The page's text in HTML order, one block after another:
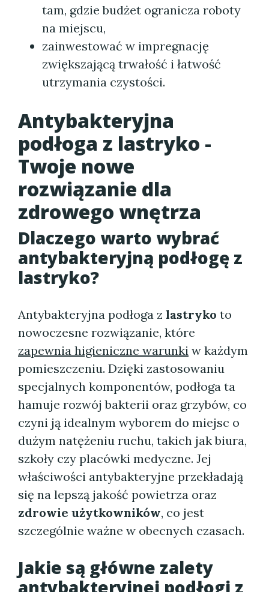
tam, gdzie budżet ogranicza roboty
na miejscu,
zainwestować w impregnację
zwiększającą trwałość i łatwość
utrzymania czystości.
Antybakteryjna
podłoga z lastryko -
Twoje nowe
rozwiązanie dla
zdrowego wnętrza
Dlaczego warto wybrać
antybakteryjną podłogę z
lastryko?
Antybakteryjna podłoga z lastryko to
nowoczesne rozwiązanie, które
zapewnia higieniczne warunki w każdym
pomieszczeniu. Dzięki zastosowaniu
specjalnych komponentów, podłoga ta
hamuje rozwój bakterii oraz grzybów, co
czyni ją idealnym wyborem do miejsc o
dużym natężeniu ruchu, takich jak biura,
szkoły czy placówki medyczne. Jej
właściwości antybakteryjne przekładają
się na lepszą jakość powietrza oraz
zdrowie użytkowników, co jest
szczególnie ważne w obecnych czasach.
Jakie są główne zalety
antybakteryjnej podłogi z